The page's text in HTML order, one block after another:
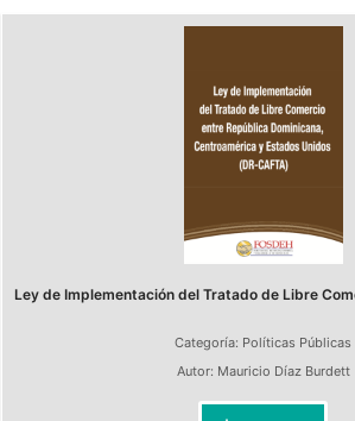
Ley de Implementación del Tratado de Libre
Categoría: Políticas Públicas
Autor: Mauricio Díaz Burdett